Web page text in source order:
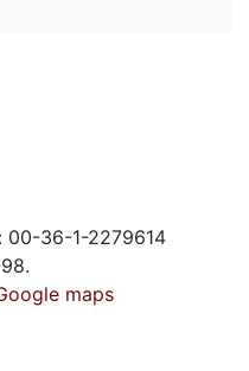
00-36-1-2279614
maps